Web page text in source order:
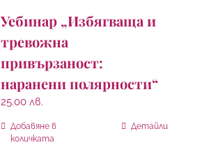
Уебинар „Избягваща и
тревожна
привързаност:
наранени полярности“
25.00 лв.
Добавяне в
количката
Детайли